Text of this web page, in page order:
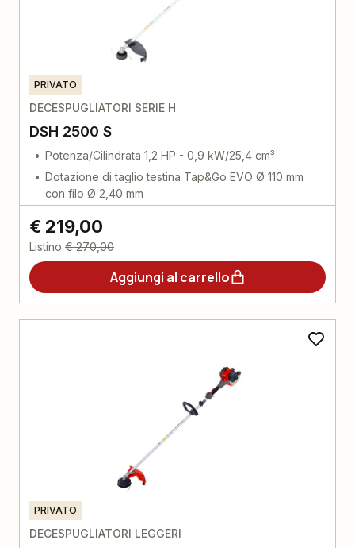
PRIVATO
DECESPUGLIATORI SERIE H
DSH 2500 S
Potenza/Cilindrata 1,2 HP - 0,9 kW/25,4 cm³
Dotazione di taglio testina Tap&Go EVO Ø 110 mm
con filo Ø 2,40 mm
€ 219,00
Listino € 270,00
Aggiungi al carrello
PRIVATO
DECESPUGLIATORI LEGGERI